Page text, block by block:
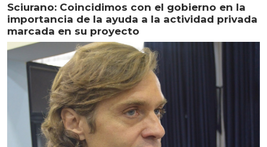
Sciurano: Coincidimos con el gobierno en la
importancia de la ayuda a la actividad privada
marcada en su proyecto